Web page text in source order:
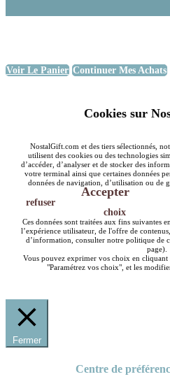
Voir Le Panier Continuer Mes Achats
Cookies sur
NostalGift.com et des tiers sélectionnés,
utilisent des cookies ou des technologies
d’accéder, d’analyser et de stocker des
votre terminal ainsi que certaines données
données de navigation, d’utilisation ou de
Accepter
refuser
choix
Ces données sont traitées aux fins suivantes
l’expérience utilisateur, de l'offre de
d’information, consulter notre politique de
page).
Vous pouvez exprimer vos choix en
"Paramétrez vos choix", et les
Fermer
Centre de